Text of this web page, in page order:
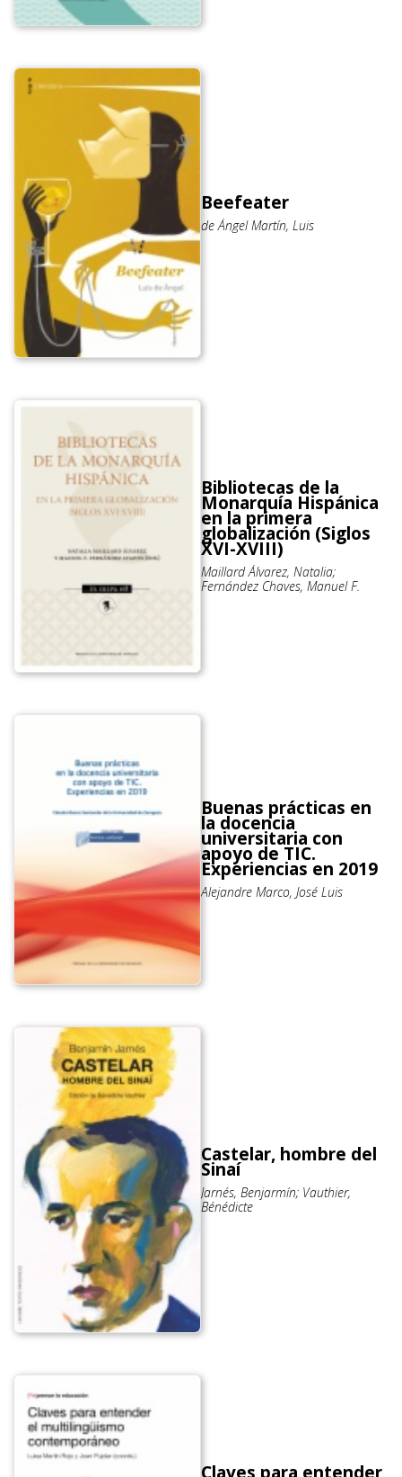
Beefeater
de Ángel Martín, Luis
Bibliotecas de la
Monarquía Hispánica
en la primera
globalización (Siglos
XVI-XVIII)
Maillard Álvarez, Natalia;
Fernández Chaves, Manuel F.
Buenas prácticas en
la docencia
universitaria con
apoyo de TIC.
Experiencias en 2019
Alejandre Marco, José Luis
Castelar, hombre del
Sinaí
Jarnés, Benjarmín; Vauthier,
Bénédicte